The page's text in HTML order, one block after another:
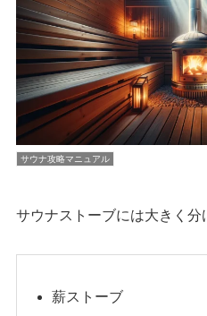
サウナ攻略マニュアル
サウナストーブには大きく分
薪ストーブ